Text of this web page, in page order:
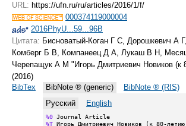
URL: https://ufn.ru/ru/articles/2016/1/f/
000374119000004
2016PhyU...59...96B
Цитата: Бисноватый-Коган Г С, Дорошкевич
Комберг Б В, Компанеец Д А, Лукаш В Н,
Черепащук А М "Игорь Дмитриевич Новиков
(2016)
BibTex
BibNote ® (generic) BibNote ® (RIS)
Русский
English
%0
%T